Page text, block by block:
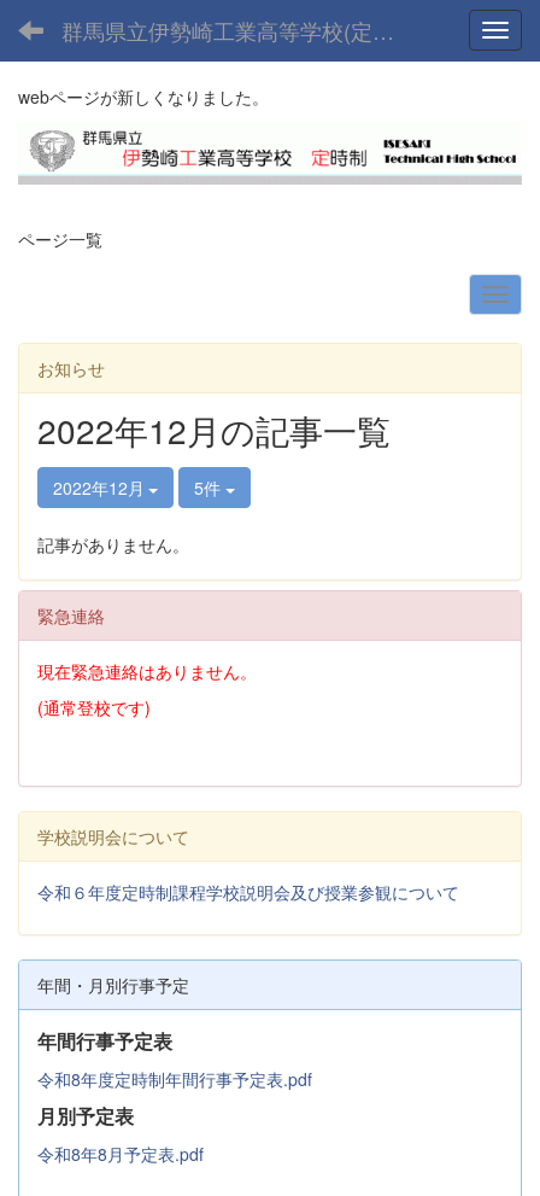
群馬県立伊勢崎工業高等学校(定時制課程)
webページが新しくなりました。
ページ一覧
お知らせ
2022年12月の記事一覧
2022年12月 5件
記事がありません。
緊急連絡
現在緊急連絡はありません。
(通常登校です)
学校説明会について
令和６年度定時制課程学校説明会及び授業参観について
年間・月別行事予定
年間行事予定表
令和8年度定時制年間行事予定表.pdf
月別予定表
令和8年8月予定表.pdf